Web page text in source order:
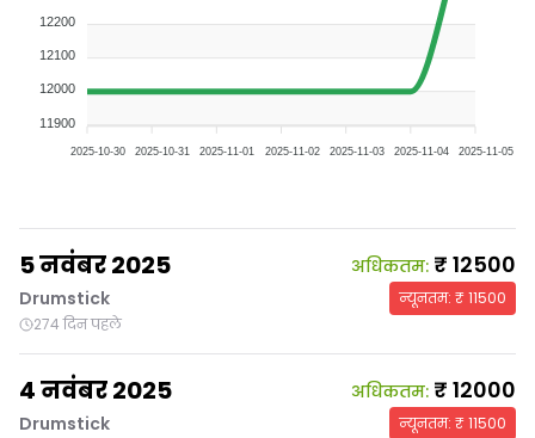
12200
12100
12000
11900
2025-10-30 2025-10-31 2025-11-01 2025-11-02 2025-11-03 2025-11-04 2025-11-05
5 नवंबर 2025
Drumstick
274 दिन पहले
अधिकतम: ₹ 12500
न्यूनतम: ₹11500
4 नवंबर 2025
Drumstick
अधिकतम: ₹ 12000
न्यूनतम: ₹11500